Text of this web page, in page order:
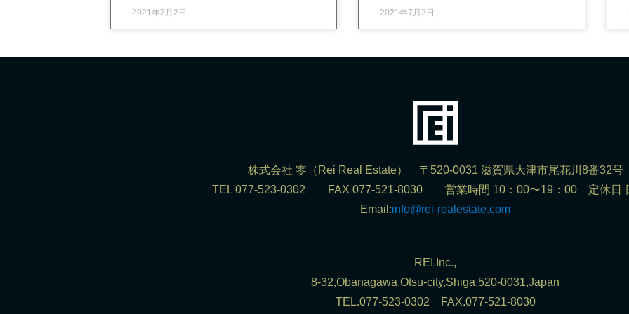
2021年7月2日 2021年7月2日
株式会社 零（Rei Real Estate） 〒520-0031 滋賀県大津市尾花川8番32号
TEL 077-523-0302 FAX 077-521-8030 営業時間 10：00〜19：00 定休日
Email:info@rei-realestate.com
REI.Inc.,
8-32,Obanagawa,Otsu-city,Shiga,520-0031,Japan
TEL.077-523-0302 FAX.077-521-8030